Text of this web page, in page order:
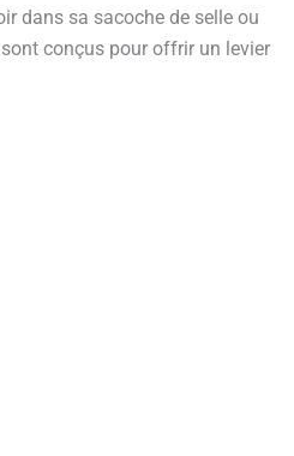
dans sa sacoche de selle ou
conçus pour offrir un levier